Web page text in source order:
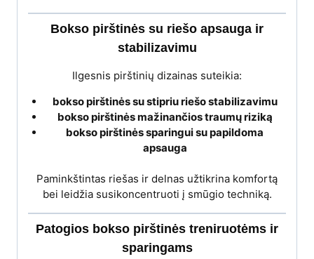
Bokso pirštinės su riešo apsauga ir
stabilizavimu
Ilgesnis pirštinių dizainas suteikia:
bokso pirštinės su stipriu riešo stabilizavimu
bokso pirštinės mažinančios traumų riziką
bokso pirštinės sparingui su papildoma
apsauga
Paminkštintas riešas ir delnas užtikrina komfortą
bei leidžia susikoncentruoti į smūgio techniką.
Patogios bokso pirštinės treniruotėms ir
sparingams